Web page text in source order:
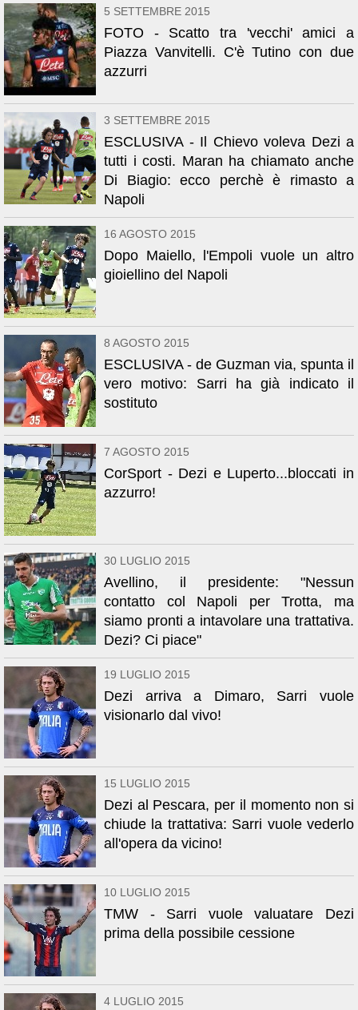
5 SETTEMBRE 2015
FOTO - Scatto tra 'vecchi' amici a
Piazza Vanvitelli. C'è Tutino con due
azzurri
3 SETTEMBRE 2015
ESCLUSIVA - Il Chievo voleva Dezi a
tutti i costi. Maran ha chiamato anche
Di Biagio: ecco perchè è rimasto a
Napoli
16 AGOSTO 2015
Dopo Maiello, l'Empoli vuole un altro
gioiellino del Napoli
8 AGOSTO 2015
ESCLUSIVA - de Guzman via, spunta il
vero motivo: Sarri ha già indicato il
sostituto
7 AGOSTO 2015
CorSport - Dezi e Luperto...bloccati in
azzurro!
30 LUGLIO 2015
Avellino, il presidente: "Nessun
contatto col Napoli per Trotta, ma
siamo pronti a intavolare una trattativa.
Dezi? Ci piace"
19 LUGLIO 2015
Dezi arriva a Dimaro, Sarri vuole
visionarlo dal vivo!
15 LUGLIO 2015
Dezi al Pescara, per il momento non si
chiude la trattativa: Sarri vuole vederlo
all'opera da vicino!
10 LUGLIO 2015
TMW - Sarri vuole valuatare Dezi
prima della possibile cessione
4 LUGLIO 2015